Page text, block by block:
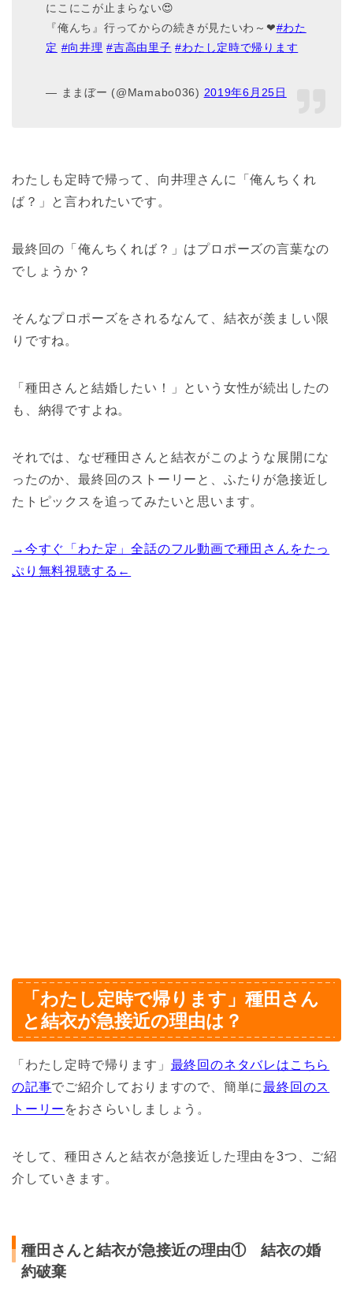
にこにこが止まらない😍
『俺んち』行ってからの続きが見たいわ～❤#わた
定 #向井理 #吉高由里子 #わたし定時で帰ります
— ままぼー (@Mamabo036) 2019年6月25日
わたしも定時で帰って、向井理さんに「俺んちくれ
ば？」と言われたいです。
最終回の「俺んちくれば？」はプロポーズの言葉なの
でしょうか？
そんなプロポーズをされるなんて、結衣が羨ましい限
りですね。
「種田さんと結婚したい！」という女性が続出したの
も、納得ですよね。
それでは、なぜ種田さんと結衣がこのような展開にな
ったのか、最終回のストーリーと、ふたりが急接近し
たトピックスを追ってみたいと思います。
→今すぐ「わた定」全話のフル動画で種田さんをたっ
ぷり無料視聴する←
「わたし定時で帰ります」種田さん
と結衣が急接近の理由は？
「わたし定時で帰ります」 最終回のネタバレはこちら
の記事でご紹介しておりますので、簡単に最終回のス
トーリー をおさらいしましょう。
そして、種田さんと結衣が急接近した理由を3つ、ご紹
介していきます。
種田さんと結衣が急接近の理由① 結衣の婚
約破棄